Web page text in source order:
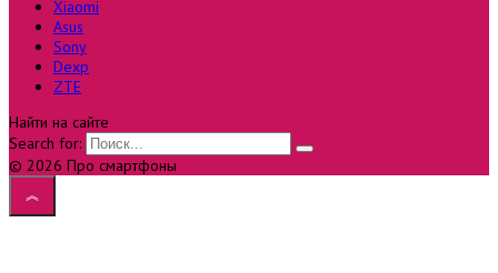
Xiaomi
Asus
Sony
Dexp
ZTE
Найти на сайте
Search for:
© 2026 Про смартфоны